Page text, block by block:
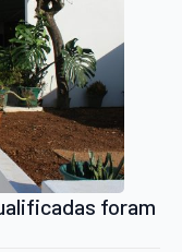
foram